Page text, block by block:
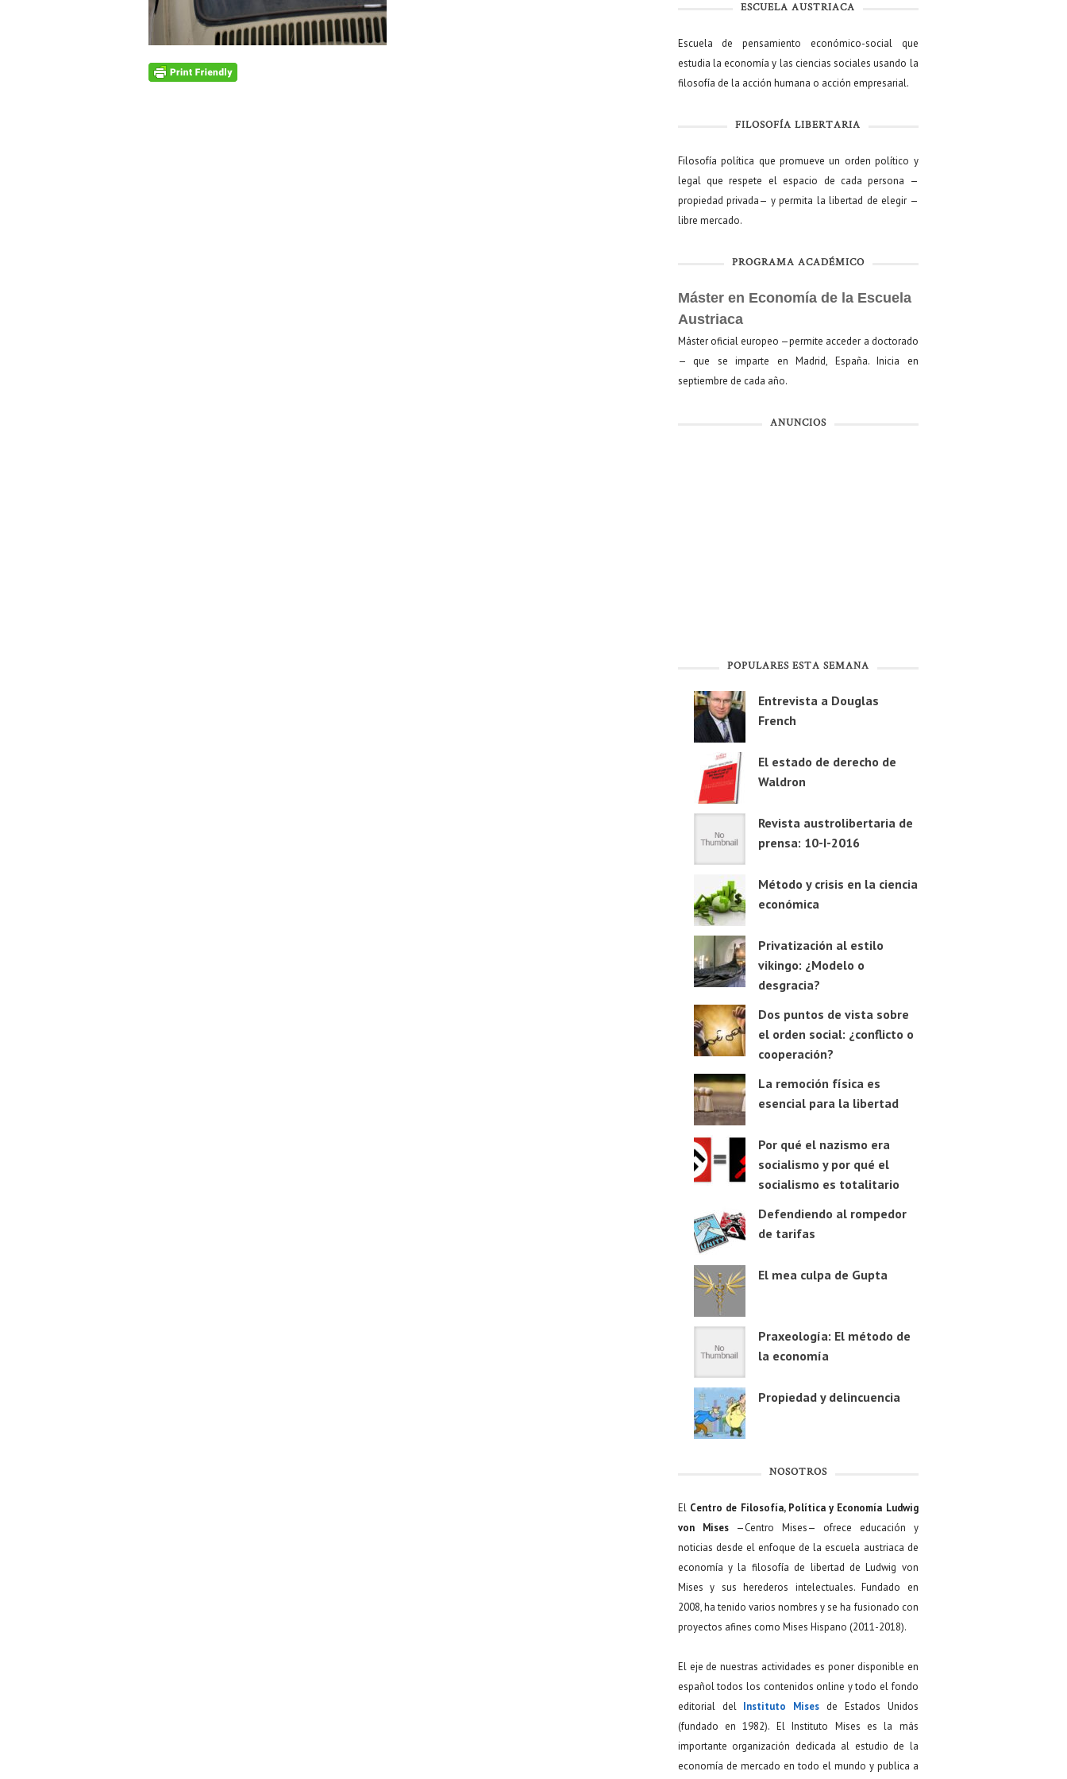
ESCUELA AUSTRIACA
Escuela de pensamiento económico-social que
estudia la economía y las ciencias sociales usando la
filosofía de la acción humana o acción empresarial.
FILOSOFÍA LIBERTARIA
Filosofía política que promueve un orden político y
legal que respete el espacio de cada persona —
propiedad privada— y permita la libertad de elegir —
libre mercado.
PROGRAMA ACADÉMICO
Máster en Economía de la Escuela
Austriaca
Máster oficial europeo —permite acceder a doctorado
— que se imparte en Madrid, España. Inicia en
septiembre de cada año.
ANUNCIOS
POPULARES ESTA SEMANA
Entrevista a Douglas
French
El estado de derecho de
Waldron
Revista austrolibertaria de
prensa: 10-I-2016
Método y crisis en la ciencia
económica
Privatización al estilo
vikingo: ¿Modelo o
desgracia?
Dos puntos de vista sobre
el orden social: ¿conflicto o
cooperación?
La remoción física es
esencial para la libertad
Por qué el nazismo era
socialismo y por qué el
socialismo es totalitario
Defendiendo al rompedor
de tarifas
El mea culpa de Gupta
Praxeología: El método de
la economía
Propiedad y delincuencia
NOSOTROS
El Centro de Filosofía, Política y Economía Ludwig
von Mises—Centro Mises— ofrece educación y
noticias desde el enfoque de la escuela austriaca de
economía y la filosofía de libertad de Ludwig von
Mises y sus herederos intelectuales. Fundado en
2008, ha tenido varios nombres y se ha fusionado con
proyectos afines como Mises Hispano (2011-2018).
El eje de nuestras actividades es poner disponible en
español todos los contenidos online y todo el fondo
editorial del Instituto Mises de Estados Unidos
(fundado en 1982). El Instituto Mises es la más
importante organización dedicada al estudio de la
economía de mercado en todo el mundo y publica a